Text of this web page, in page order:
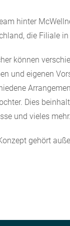
hinter
die Filiale
können
und eigenen
Dies
und vieles mehr.
gehört